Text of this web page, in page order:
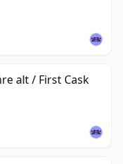
alt / First Cask